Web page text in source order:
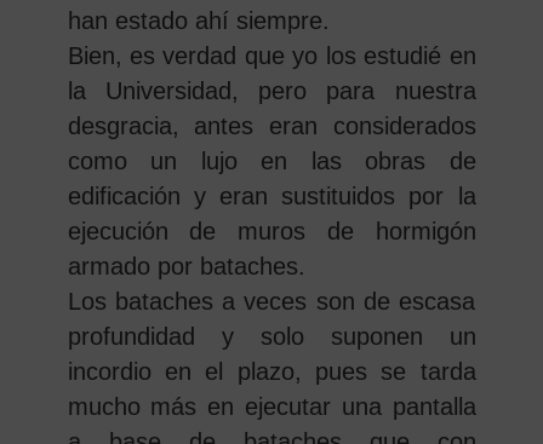
han estado ahí siempre.
Bien, es verdad que yo los estudié en
la Universidad, pero para nuestra
desgracia, antes eran considerados
como un lujo en las obras de
edificación y eran sustituidos por la
ejecución de muros de hormigón
armado por bataches.
Los bataches a veces son de escasa
profundidad y solo suponen un
incordio en el plazo, pues se tarda
mucho más en ejecutar una pantalla